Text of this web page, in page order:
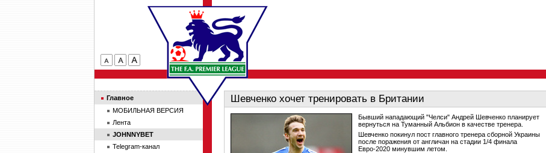
Шевченко хочет тренировать в Британии
Бывший нападающий "Челси" Андрей Шевченко планирует
вернуться на Туманный Альбион в качестве тренера.
Шевченко покинул пост главного тренера сборной Украины
после поражения от англичан на стадии 1/4 финала
Евро-2020 минувшим летом.
Главное
МОБИЛЬНАЯ ВЕРСИЯ
Лента
JOHNNYBET
Telegram-канал